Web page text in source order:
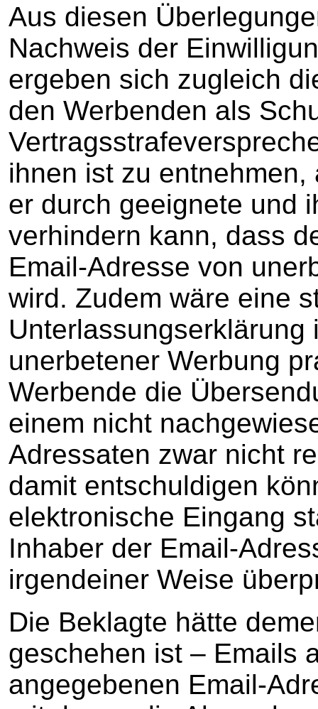
Aus diesen
Nachweis der
ergeben sich zugleich
den Werbenden als
ihnen ist zu
er durch geeignete und
verhindern kann, dass
Email-Adresse von
wird. Zudem wäre eine
unerbetener Werbung
Werbende die
einem nicht
Adressaten zwar nicht
damit entschuldigen
elektronische Eingang
Inhaber der Email-
irgendeiner Weise
Die Beklagte hätte
geschehen ist – Emails
angegebenen Email-